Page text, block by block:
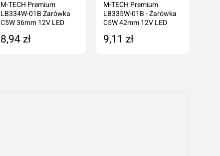
M-TECH Premium
LB334W-01B Żarówka
C5W 36mm 12V LED
8,94 zł
M-TECH Premium
LB335W-01B - Żarówka
C5W 42mm 12V LED
9,11 zł